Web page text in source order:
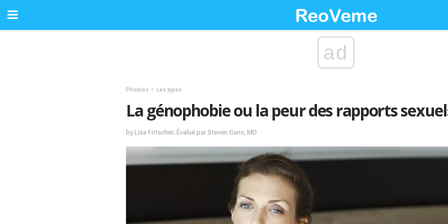
ad
Phobies Les types
La génophobie ou la peur des rapports
by Lisa Fritscher; Évalué par Steven Gans, MD